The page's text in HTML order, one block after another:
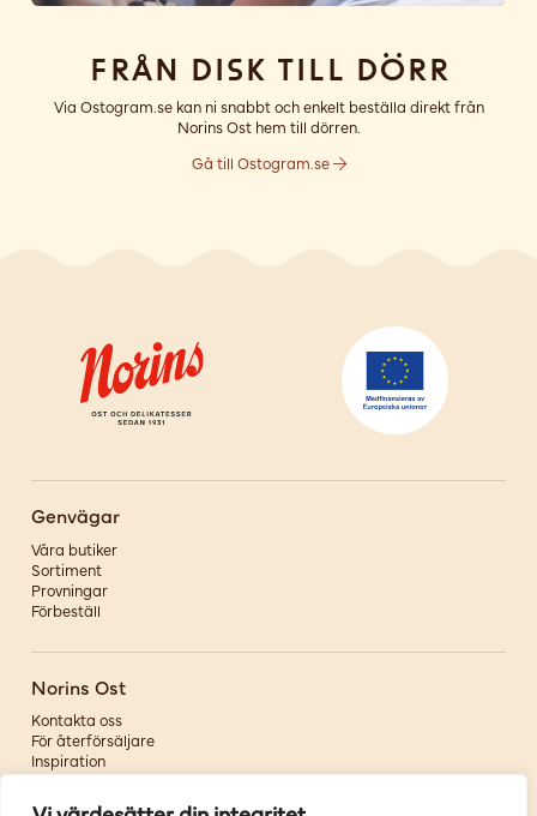
Från disk till dörr
Via Ostogram.se kan ni snabbt och enkelt beställa direkt från
Norins Ost hem till dörren.
Gå till Ostogram.se
Genvägar
Våra butiker
Sortiment
Provningar
Förbeställ
Norins Ost
Kontakta oss
För återförsäljare
Inspiration
Om oss